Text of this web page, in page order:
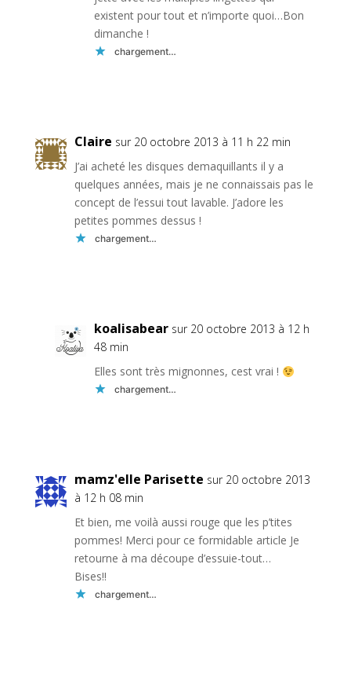
existent pour tout et n’importe quoi…Bon
dimanche !
chargement…
Claire sur 20 octobre 2013 à 11 h 22 min
J’ai acheté les disques demaquillants il y a
quelques années, mais je ne connaissais pas le
concept de l’essui tout lavable. J’adore les
petites pommes dessus !
chargement…
koalisabear sur 20 octobre 2013 à 12 h
48 min
Elles sont très mignonnes, cest vrai !
chargement…
mamz'elle Parisette sur 20 octobre 2013
à 12 h 08 min
Et bien, me voilà aussi rouge que les p’tites
pommes! Merci pour ce formidable article Je
retourne à ma découpe d’essuie-tout…
Bises!!
chargement…